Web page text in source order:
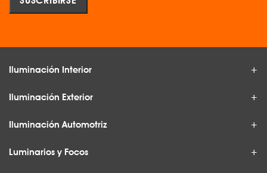
Iluminación Interior
Iluminación Exterior
Iluminación Automotriz
Luminarios y Focos